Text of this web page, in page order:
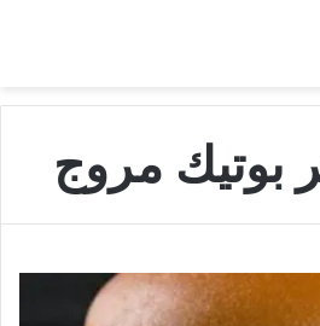
بوتيك مروج